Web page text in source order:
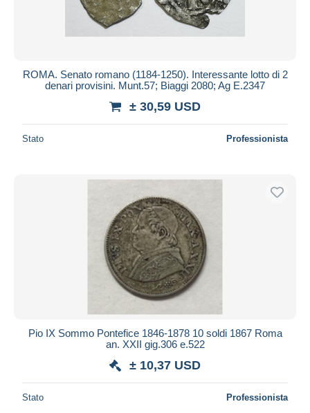
Altri & non classificati
Chiude fra
Prezzo
Metodi di pagamento
PayPal
Bonifico bancario
Mastercard
Maestro
Residenza del venditore
ROMA. Senato romano (1184-1250). Interessante lotto di 2
denari provisini. Munt.57; Biaggi 2080; Ag E.2347
± 30,59 USD
Stato Professionista
Pio IX Sommo Pontefice 1846-1878 10 soldi 1867 Roma
an. XXII gig.306 e.522
± 10,37 USD
Stato Professionista